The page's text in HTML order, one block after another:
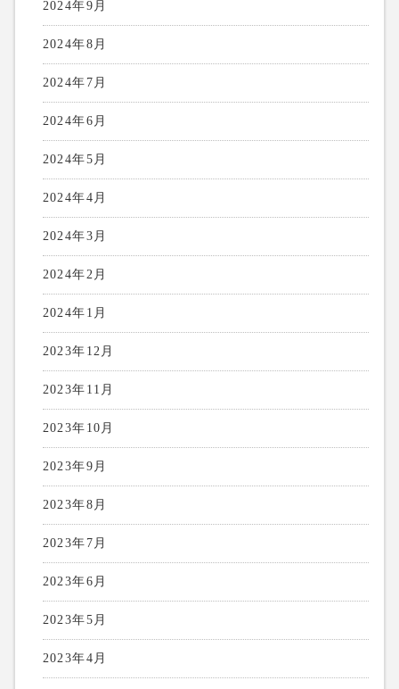
2024年9月
2024年8月
2024年7月
2024年6月
2024年5月
2024年4月
2024年3月
2024年2月
2024年1月
2023年12月
2023年11月
2023年10月
2023年9月
2023年8月
2023年7月
2023年6月
2023年5月
2023年4月